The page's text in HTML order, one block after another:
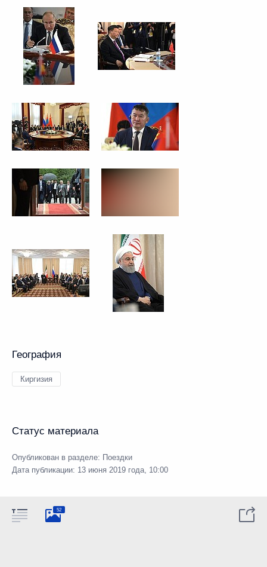
География
Киргизия
Статус материала
Опубликован в разделе: Поездки
Дата публикации: 13 июня 2019 года, 10:00
52